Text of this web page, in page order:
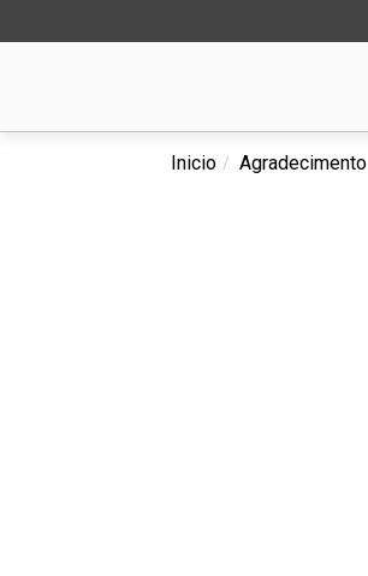
Inicio Agradecimento